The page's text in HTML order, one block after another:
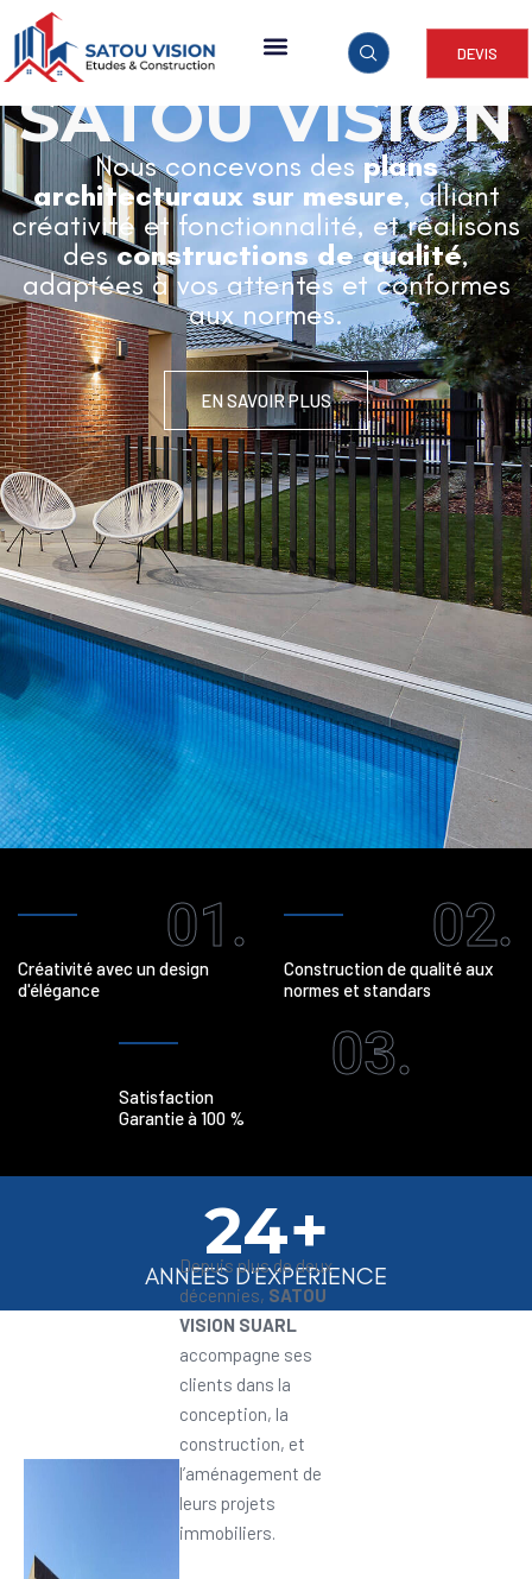
DEVIS
ARCHITECTURE & CONSTRUCTION
SATOU VISION
Nous concevons desplans
architecturaux sur mesure, alliant
créativité et fonctionnalité, et réalisons
desconstructions de qualité,
adaptées à vos attentes et conformes
aux normes.
EN SAVOIR PLUS
01.
Créativité avec un design
d'élégance
02.
Construction de qualité aux
normes et standars
03.
Satisfaction
Garantie à 100 %
24+
ANNEES D'EXPERIENCE
Depuis plus de deux
décennies, SATOU
VISION SUARL
accompagne ses
clients dans la
conception, la
construction, et
l’aménagement de
leurs projets
immobiliers.